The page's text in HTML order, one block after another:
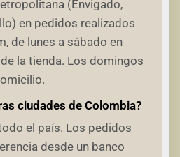
(Envigado,
en pedidos realizados
de lunes a sábado en
la tienda. Los domingos
ciudades de Colombia?
el país. Los pedidos
desde un banco